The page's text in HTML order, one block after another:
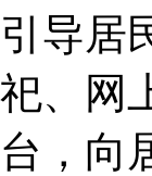
引导居
祀、网
台，向